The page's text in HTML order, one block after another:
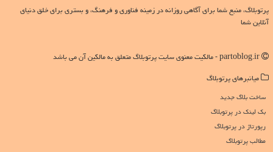
پرتوبلاگ، منبع شما برای آگاهی روزانه در زمینه فناوری و فرهنگ، و بستری برای خلق دنیای
آنلاین شما
میانبرهای پرتوبلاگ
ساخت بلاگ جدید
بک لینک در پرتوبلاگ
رپورتاژ در پرتوبلاگ
مطالب پرتوبلاگ